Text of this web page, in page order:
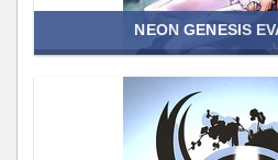
NEON GENESIS